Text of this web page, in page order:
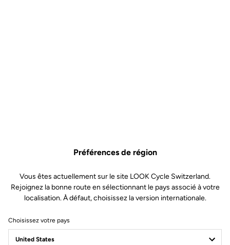
Préférences de région
Vous êtes actuellement sur le site LOOK Cycle Switzerland.
Rejoignez la bonne route en sélectionnant le pays associé à votre
localisation. À défaut, choisissez la version internationale.
Choisissez votre pays